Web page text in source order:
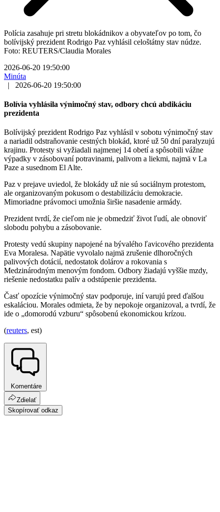
Polícia zasahuje pri stretu blokádnikov a obyvateľov po tom, čo
bolívijský prezident Rodrigo Paz vyhlásil celoštátny stav núdze.
Foto: REUTERS/Claudia Morales
2026-06-20 19:50:00
Minúta
|
2026-06-20 19:50:00
Bolívia vyhlásila výnimočný stav, odbory chcú abdikáciu
prezidenta
Bolívijský prezident Rodrigo Paz vyhlásil v sobotu výnimočný stav
a nariadil odstraňovanie cestných blokád, ktoré už 50 dní paralyzujú
krajinu. Protesty si vyžiadali najmenej 14 obetí a spôsobili vážne
výpadky v zásobovaní potravinami, palivom a liekmi, najmä v La
Paze a susednom El Alte.
Paz v prejave uviedol, že blokády už nie sú sociálnym protestom,
ale organizovaným pokusom o destabilizáciu demokracie.
Mimoriadne právomoci umožnia širšie nasadenie armády.
Prezident tvrdí, že cieľom nie je obmedziť život ľudí, ale obnoviť
slobodu pohybu a zásobovanie.
Protesty vedú skupiny napojené na bývalého ľavicového prezidenta
Eva Moralesa. Napätie vyvolalo najmä zrušenie dlhoročných
palivových dotácií, nedostatok dolárov a rokovania s
Medzinárodným menovým fondom. Odbory žiadajú vyššie mzdy,
riešenie nedostatku palív a odstúpenie prezidenta.
Časť opozície výnimočný stav podporuje, iní varujú pred ďalšou
eskaláciou. Morales odmieta, že by nepokoje organizoval, a tvrdí, že
ide o „domorodú vzburu“ spôsobenú ekonomickou krízou.
(reuters, est)
Komentáre
Zdielať
Skopírovať odkaz